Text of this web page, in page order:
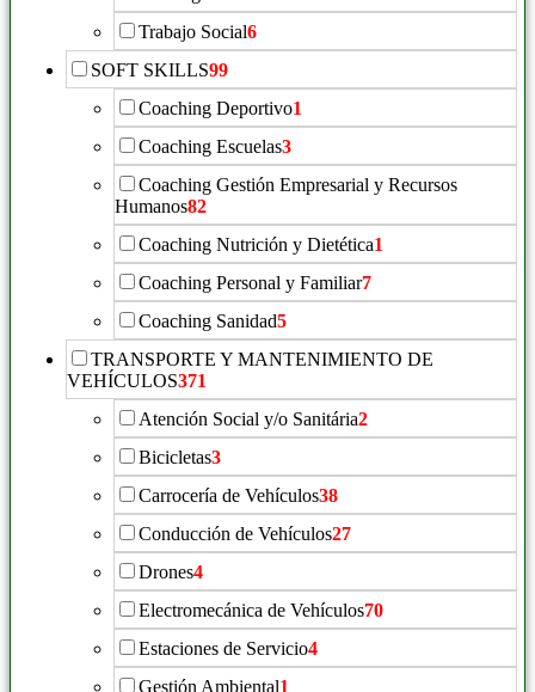
Trabajo Social6
SOFT SKILLS99
Coaching Deportivo1
Coaching Escuelas3
Coaching Gestión Empresarial y Recursos
Humanos82
Coaching Nutrición y Dietética1
Coaching Personal y Familiar7
Coaching Sanidad5
TRANSPORTE Y MANTENIMIENTO DE
VEHÍCULOS371
Atención Social y/o Sanitária2
Bicicletas3
Carrocería de Vehículos38
Conducción de Vehículos27
Drones4
Electromecánica de Vehículos70
Estaciones de Servicio4
Gestión Ambiental1